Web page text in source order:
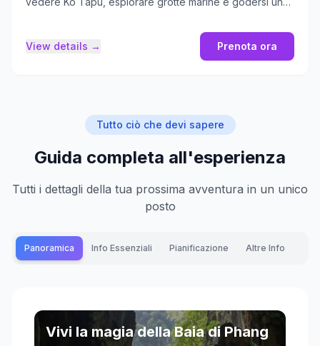
View details → Prenota ora
Tutto ciò che devi sapere
Guida completa all'esperienza
Tutti i dettagli della tua prossima avventura in un unico
posto
Panoramica Info Essenziali Pianificazione Altre Info
Vivi la magia della Baia di Phang